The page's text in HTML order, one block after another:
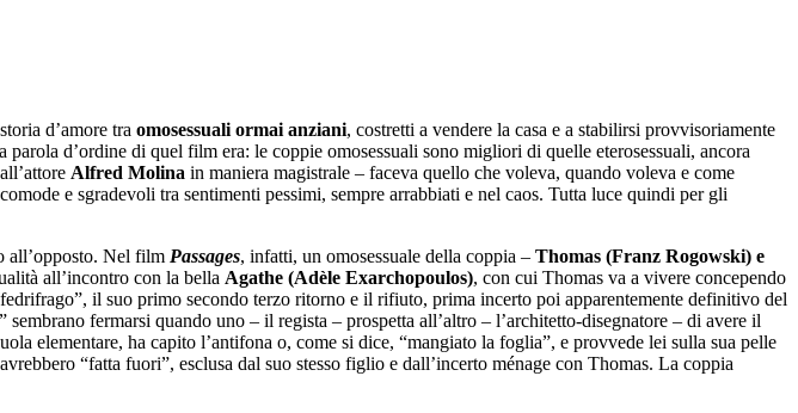
d’amore tra omosessuali ormai anziani, costretti a vendere la casa e a stabilirsi provvisoriamente
d’ordine di quel film era: le coppie omosessuali sono migliori di quelle eterosessuali, ancora
Alfred Molina in maniera magistrale – faceva quello che voleva, quando voleva e come
e sgradevoli tra sentimenti pessimi, sempre arrabbiati e nel caos. Tutta luce quindi per gli
all’opposto. Nel film Passages, infatti, un omosessuale della coppia – Thomas (Franz Rogowski) e
all’incontro con la bella Agathe (Adèle Exarchopoulos), con cui Thomas va a vivere concependo
il suo primo secondo terzo ritorno e il rifiuto, prima incerto poi apparentemente definitivo del
fermarsi quando uno – il regista – prospetta all’altro – l’architetto-disegnatore – di avere il
elementare, ha capito l’antifona o, come si dice, “mangiato la foglia”, e provvede lei sulla sua pelle
“fatta fuori”, esclusa dal suo stesso figlio e dall’incerto ménage con Thomas. La coppia